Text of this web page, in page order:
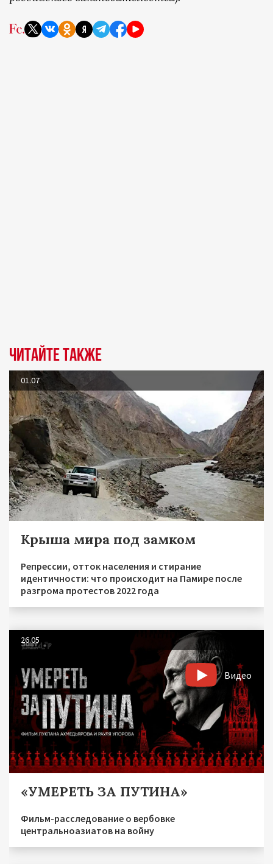
Читайте также
01.07
Крыша мира под замком
Репрессии, отток населения и стирание
идентичности: что происходит на Памире после
разгрома протестов 2022 года
26.05
Видео
«УМЕРЕТЬ ЗА ПУТИНА»
Фильм-расследование о вербовке
центральноазиатов на войну